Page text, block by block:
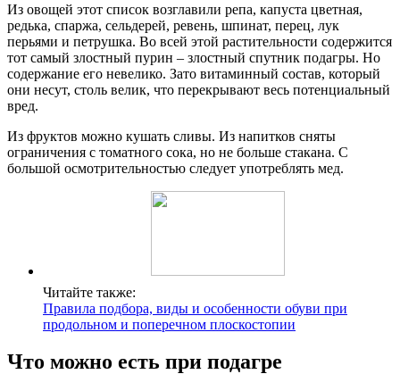
Из овощей этот список возглавили репа, капуста цветная,
редька, спаржа, сельдерей, ревень, шпинат, перец, лук
перьями и петрушка. Во всей этой растительности содержится
тот самый злостный пурин – злостный спутник подагры. Но
содержание его невелико. Зато витаминный состав, который
они несут, столь велик, что перекрывают весь потенциальный
вред.
Из фруктов можно кушать сливы. Из напитков сняты
ограничения с томатного сока, но не больше стакана. С
большой осмотрительностью следует употреблять мед.
Читайте также:
Правила подбора, виды и особенности обуви при
продольном и поперечном плоскостопии
Что можно есть при подагре